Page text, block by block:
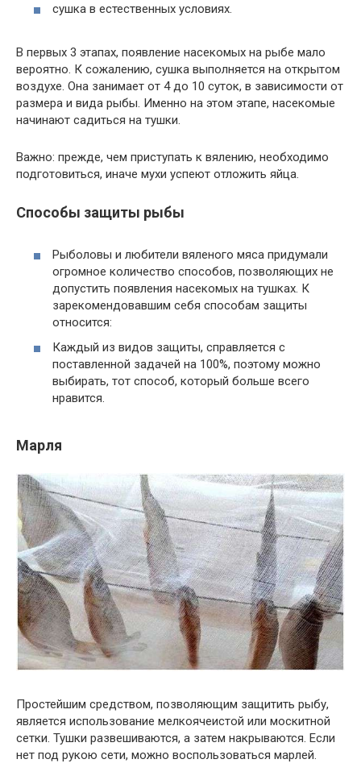
сушка в естественных условиях.
В первых 3 этапах, появление насекомых на рыбе мало
вероятно. К сожалению, сушка выполняется на открытом
воздухе. Она занимает от 4 до 10 суток, в зависимости от
размера и вида рыбы. Именно на этом этапе, насекомые
начинают садиться на тушки.
Важно: прежде, чем приступать к вялению, необходимо
подготовиться, иначе мухи успеют отложить яйца.
Способы защиты рыбы
Рыболовы и любители вяленого мяса придумали
огромное количество способов, позволяющих не
допустить появления насекомых на тушках. К
зарекомендовавшим себя способам защиты
относится:
Каждый из видов защиты, справляется с
поставленной задачей на 100%, поэтому можно
выбирать, тот способ, который больше всего
нравится.
Марля
Простейшим средством, позволяющим защитить рыбу,
является использование мелкоячеистой или москитной
сетки. Тушки развешиваются, а затем накрываются. Если
нет под рукою сети, можно воспользоваться марлей.